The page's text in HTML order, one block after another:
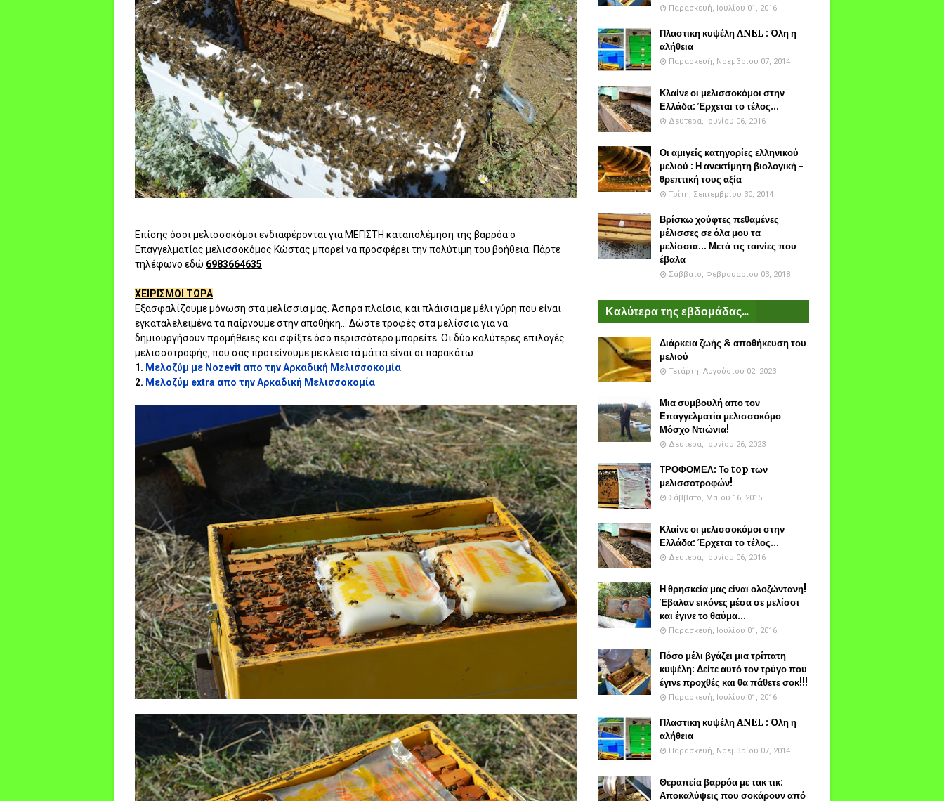
Επίσης όσοι μελισσοκόμοι ενδιαφέρονται για ΜΕΓΙΣΤΗ καταπολέμηση της βαρρόα ο
Επαγγελματίας μελισσοκόμος Κώστας μπορεί να προσφέρει την πολύτιμη του βοήθεια: Πάρτε
τηλέφωνο εδώ 6983664635
ΧΕΙΡΙΣΜΟΙ ΤΩΡΑ
Εξασφαλίζουμε μόνωση στα μελίσσια μας. Άσπρα πλαίσια, και πλάισια με μέλι γύρη που είναι
εγκαταλελειμένα τα παίρνουμε στην αποθήκη... Δώστε τροφές στα μελίσσια για να
δημιουργήσουν προμήθειες και σφίξτε όσο περισσότερο μπορείτε. Οι δύο καλύτερες επιλογές
μελισσοτροφής, που σας προτείνουμε με κλειστά μάτια είναι οι παρακάτω:
1. Μελοζύμ με Nozevit απο την Αρκαδική Μελισσοκομία
2. Μελοζύμ extra απο την Αρκαδική Μελισσοκομία
Παρασκευή, Ιουλίου 01, 2016
Πλαστικη κυψέλη ANEL : Όλη η
αλήθεια
Παρασκευή, Νοεμβρίου 07, 2014
Κλαίνε οι μελισσοκόμοι στην
Ελλάδα: Έρχεται το τέλος...
Δευτέρα, Ιουνίου 06, 2016
Οι αμιγείς κατηγορίες ελληνικού
μελιού : Η ανεκτίμητη βιολογική -
θρεπτική τους αξία
Τρίτη, Σεπτεμβρίου 30, 2014
Βρίσκω χούφτες πεθαμένες
μέλισσες σε όλα μου τα
μελίσσια... Μετά τις ταινίες που
έβαλα
Σάββατο, Φεβρουαρίου 03, 2018
Καλύτερα της εβδομάδας...
Διάρκεια ζωής & αποθήκευση του
μελιού
Τετάρτη, Αυγούστου 02, 2023
Μια συμβουλή απο τον
Επαγγελματία μελισσοκόμο
Μόσχο Ντιώνια!
Δευτέρα, Ιουνίου 26, 2023
ΤΡΟΦΟΜΕΛ: Το top των
μελισσοτροφών!
Σάββατο, Μαΐου 16, 2015
Κλαίνε οι μελισσοκόμοι στην
Ελλάδα: Έρχεται το τέλος...
Δευτέρα, Ιουνίου 06, 2016
Η θρησκεία μας είναι ολοζώντανη!
Έβαλαν εικόνες μέσα σε μελίσσι
και έγινε το θαύμα...
Παρασκευή, Ιουλίου 01, 2016
Πόσο μέλι βγάζει μια τρίπατη
κυψέλη: Δείτε αυτό τον τρύγο που
έγινε προχθές και θα πάθετε σοκ!!!
Παρασκευή, Ιουλίου 01, 2016
Πλαστικη κυψέλη ANEL : Όλη η
αλήθεια
Παρασκευή, Νοεμβρίου 07, 2014
Θεραπεία βαρρόα με τακ τικ:
Αποκαλύψεις που σοκάρουν από